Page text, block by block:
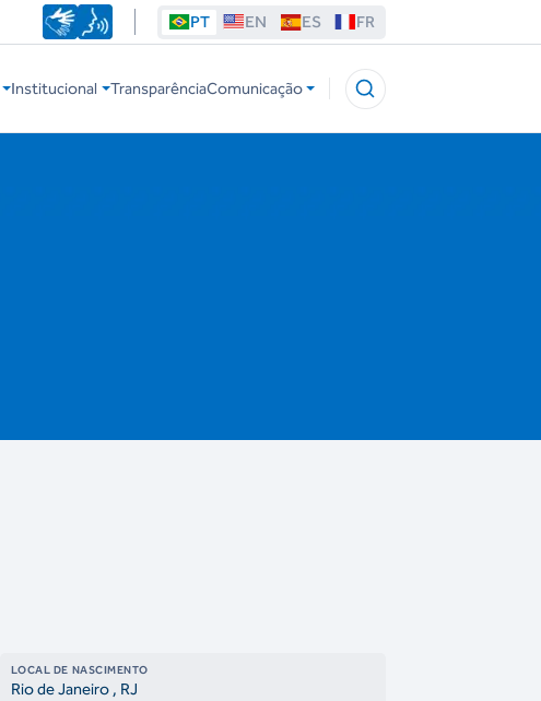
PT EN ES FR
Institucional TransparênciaComunicação
LOCAL DE NASCIMENTO
Rio de Janeiro , RJ